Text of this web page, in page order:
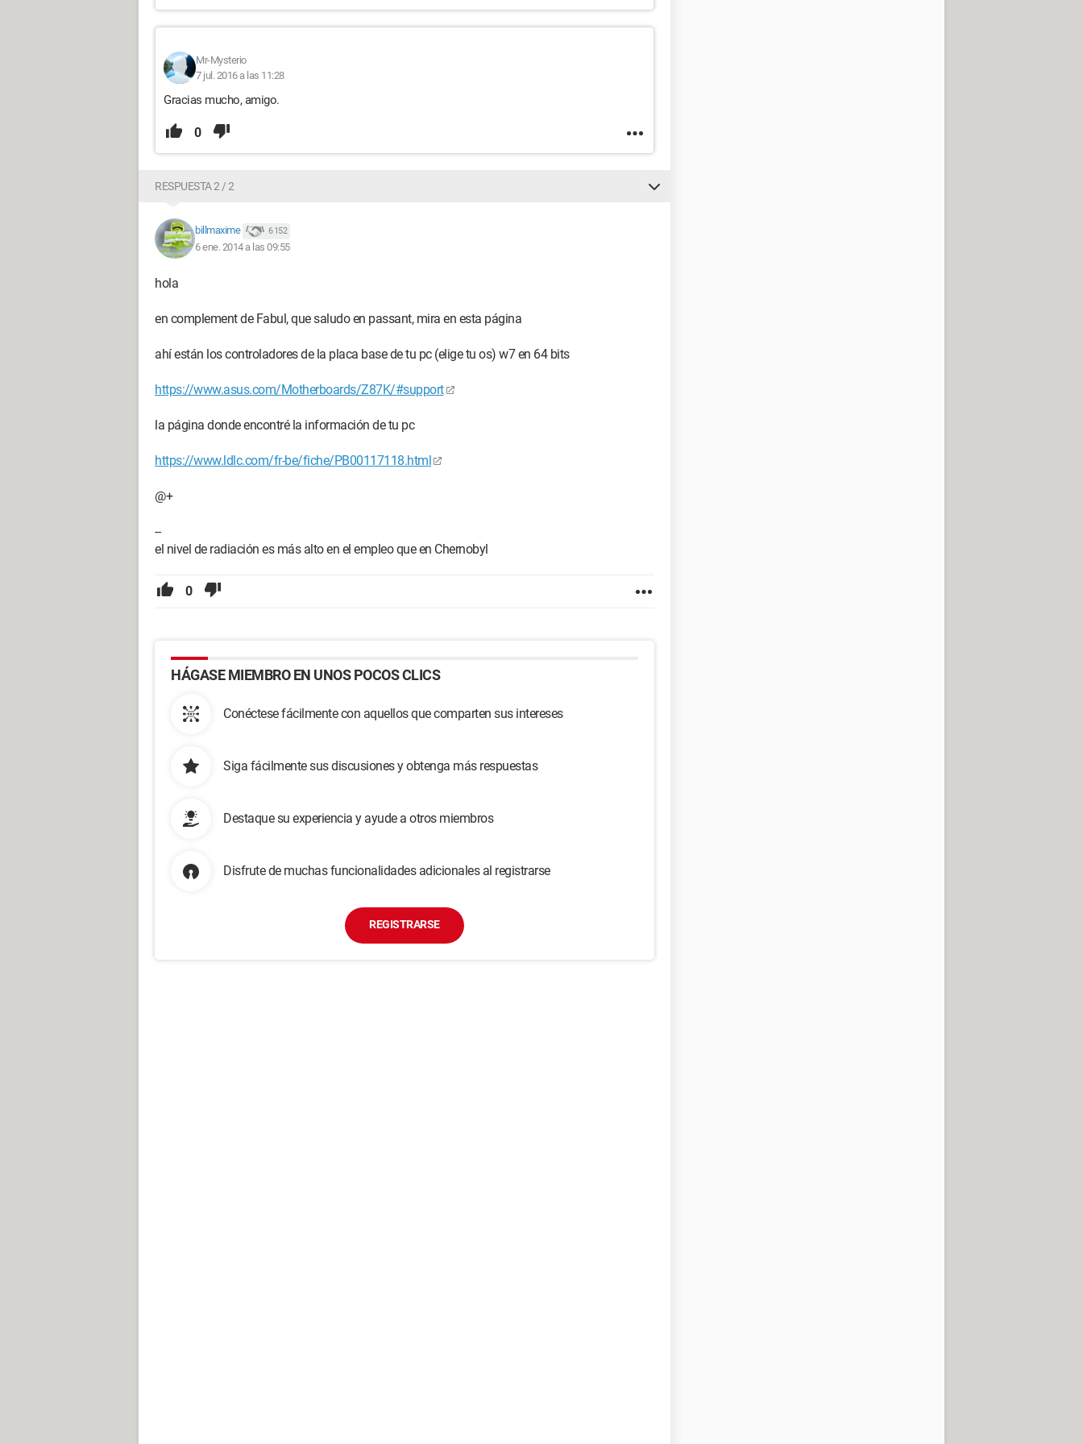
Mr-Mysterio
7 jul. 2016 a las 11:28
Gracias mucho, amigo.
0
RESPUESTA 2 / 2
billmaxime 6 152
6 ene. 2014 a las 09:55
hola
en complement de Fabul, que saludo en passant, mira en esta página
ahí están los controladores de la placa base de tu pc (elige tu os) w7 en 64 bits
https://www.asus.com/Motherboards/Z87K/#support
la página donde encontré la información de tu pc
https://www.ldlc.com/fr-be/fiche/PB00117118.html
@+
--
el nivel de radiación es más alto en el empleo que en Chernobyl
0
HÁGASE MIEMBRO EN UNOS POCOS CLICS
Conéctese fácilmente con aquellos que comparten sus intereses
Siga fácilmente sus discusiones y obtenga más respuestas
Destaque su experiencia y ayude a otros miembros
Disfrute de muchas funcionalidades adicionales al registrarse
REGISTRARSE